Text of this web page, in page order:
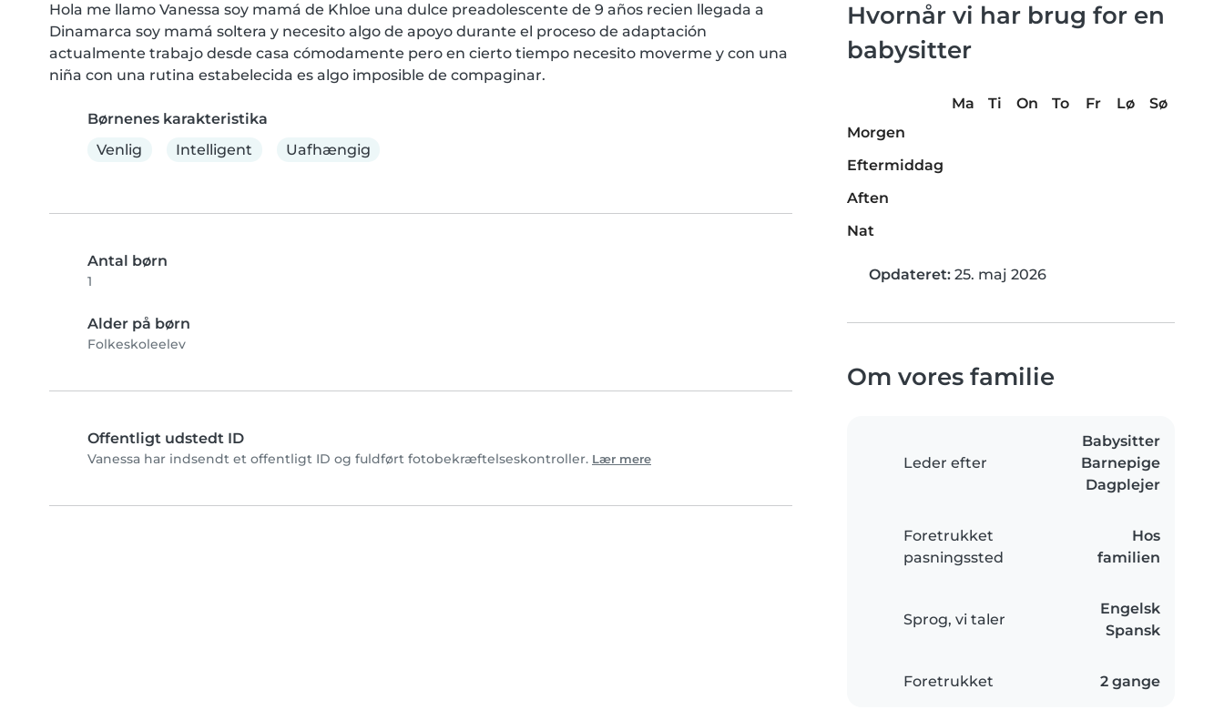
Hola me llamo Vanessa soy mamá de Khloe una dulce preadolescente de 9 años recien llegada a
Dinamarca soy mamá soltera y necesito algo de apoyo durante el proceso de adaptación
actualmente trabajo desde casa cómodamente pero en cierto tiempo necesito moverme y con una
niña con una rutina estabelecida es algo imposible de compaginar.
Børnenes karakteristika
Venlig
Intelligent Uafhængig
Antal børn
1
Alder på børn
Folkeskoleelev
Offentligt udstedt ID
Vanessa har indsendt et offentligt ID og fuldført fotobekræftelseskontroller. Lær mere
Hvornår vi har brug for en
babysitter
Ma Ti On To Fr Lø
Sø
Morgen
Eftermiddag
Aften
Nat
Opdateret: 25. maj 2026
Om vores familie
Leder efter
Babysitter
Barnepige
Dagplejer
Foretrukket
pasningssted
Hos
familien
Sprog, vi taler
Engelsk
Spansk
Foretrukket 2 gange